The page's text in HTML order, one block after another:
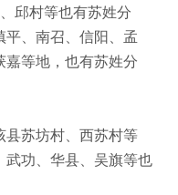
邱村等也有苏姓分
、南召、信阳、孟
等地，也有苏姓分
苏坊村、西苏村等
功、华县、吴旗等也